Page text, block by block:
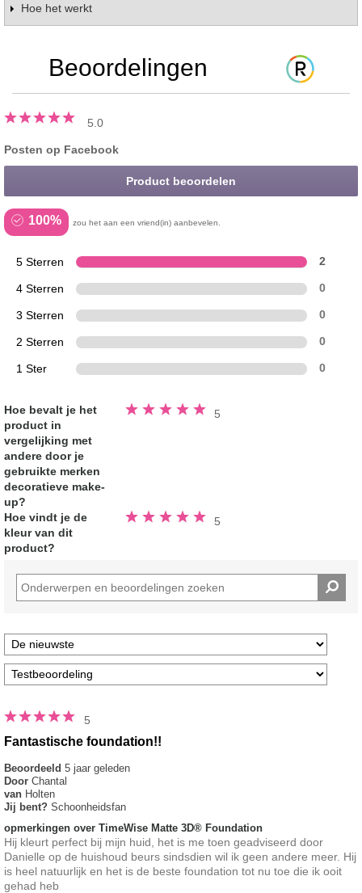
Hoe het werkt
Beoordelingen
5.0
Posten op Facebook
Product beoordelen
100% zou het aan een vriend(in) aanbevelen.
5 Sterren 2
4 Sterren 0
3 Sterren 0
2 Sterren 0
1 Ster 0
Hoe bevalt je het
product in
vergelijking met
andere door je
gebruikte merken
decoratieve make-
up?
5
Beoordeeld
5.0
Hoe vindt je de
kleur van dit
product?
5
Beoordeeld
5.0
5
Fantastische foundation!!
Beoordeeld 5 jaar geleden
Door Chantal
van Holten
Jij bent? Schoonheidsfan
opmerkingen over TimeWise Matte 3D® Foundation
Hij kleurt perfect bij mijn huid, het is me toen geadviseerd door
Danielle op de huishoud beurs sindsdien wil ik geen andere meer. Hij
is heel natuurlijk en het is de beste foundation tot nu toe die ik ooit
gehad heb